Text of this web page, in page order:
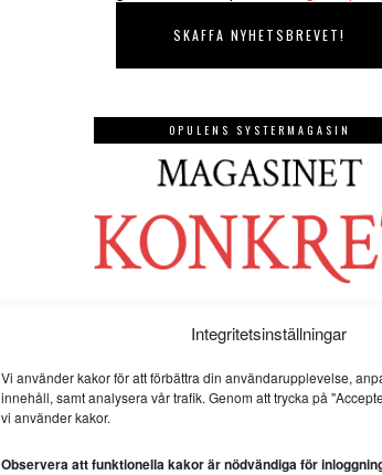
Integritetsinställningar
Vi använder kakor för att förbättra din användarupplevelse,
innehåll, samt analysera vår trafik. Genom att trycka på
vi använder kakor.
Observera att funktionella kakor är nödvändiga för
OPULENS SYSTERMAGASIN